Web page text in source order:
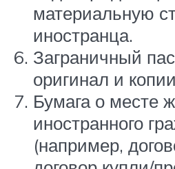
материальную
иностранца.
Заграничный
оригинал и
Бумага о месте
иностранного
(например,